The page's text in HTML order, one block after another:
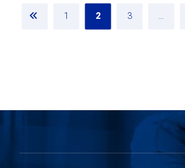
1 2 3 …